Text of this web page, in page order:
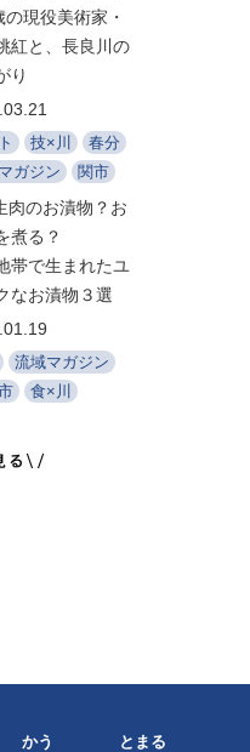
の現役美術家・
紅と、長良川の
り
技×川
春分
ガジン
関市
肉のお漬物？お
煮る？
帯で生まれたユ
なお漬物３選
流域マガジン
食×川
かう とまる